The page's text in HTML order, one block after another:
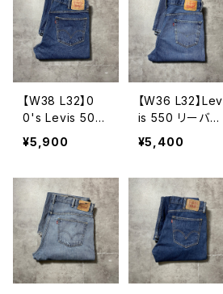
【W38 L32】0
0's Levis 505
リーバイス ジ
ッパーフライ
紺 デニムパン
ツ ジーンズ
¥5,900
【W36 L32】Lev
is 550 リーバイ
ス ジッパーフ
ライ バギー
0周年 デニム
パンツ ジーン
¥5,400